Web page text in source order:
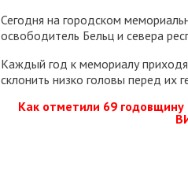
Сегодня на городском
освободитель Бельц и севера
Каждый год к мемориалу
склонить низко головы перед их
Как отметили 69